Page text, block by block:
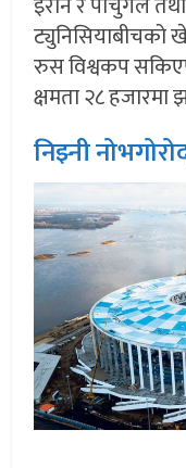
ट्युनिसियाबीचको
रुस विश्वकप
क्षमता २८ हजारमा
निझ्नी